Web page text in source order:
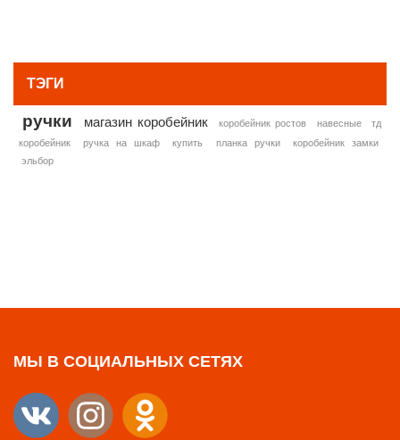
ТЭГИ
ручки магазин коробейник коробейник ростов навесные
тд
коробейник
ручка на шкаф купить планка ручки
коробейник замки
эльбор
МЫ В СОЦИАЛЬНЫХ СЕТЯХ